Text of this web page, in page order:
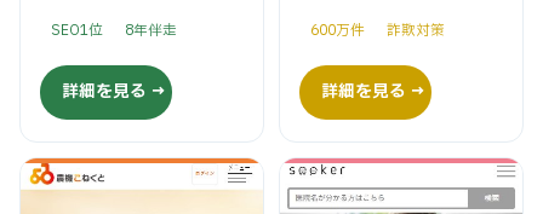
SEO1位 8年伴走
詳細を見る →
600万件 詐欺対策
詳細を見る →